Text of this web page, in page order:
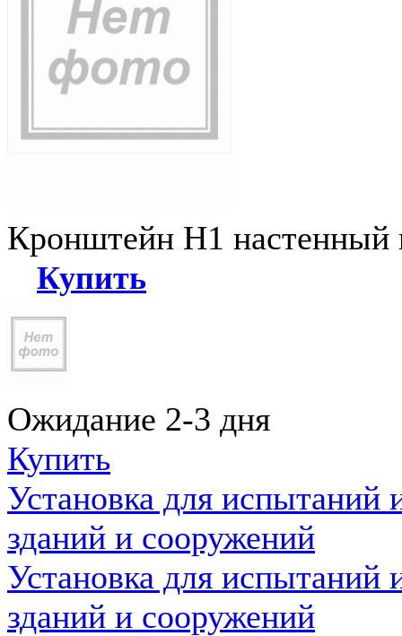
Кронштейн Н1
Купить
Ожидание 2-3 дня
Купить
Установка для испытаний
зданий и сооружений
Установка для испытаний
зданий и сооружений